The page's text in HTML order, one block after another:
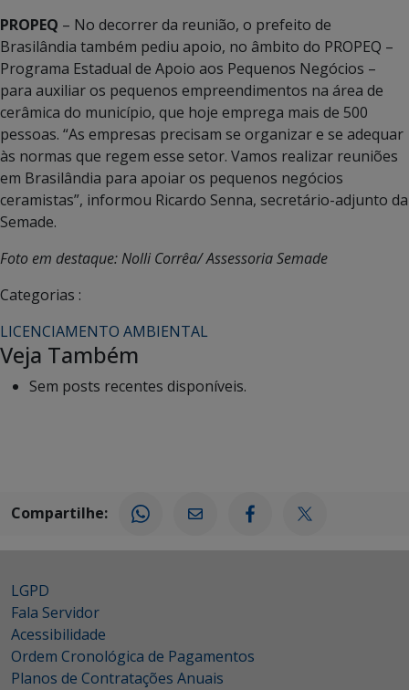
PROPEQ – No decorrer da reunião, o prefeito de
Brasilândia também pediu apoio, no âmbito do PROPEQ –
Programa Estadual de Apoio aos Pequenos Negócios –
para auxiliar os pequenos empreendimentos na área de
cerâmica do município, que hoje emprega mais de 500
pessoas. “As empresas precisam se organizar e se adequar
às normas que regem esse setor. Vamos realizar reuniões
em Brasilândia para apoiar os pequenos negócios
ceramistas”, informou Ricardo Senna, secretário-adjunto da
Semade.
Foto em destaque: Nolli Corrêa/ Assessoria Semade
Categorias :
LICENCIAMENTO AMBIENTAL
Veja Também
Sem posts recentes disponíveis.
Compartilhe:
LGPD
Fala Servidor
Acessibilidade
Ordem Cronológica de Pagamentos
Planos de Contratações Anuais